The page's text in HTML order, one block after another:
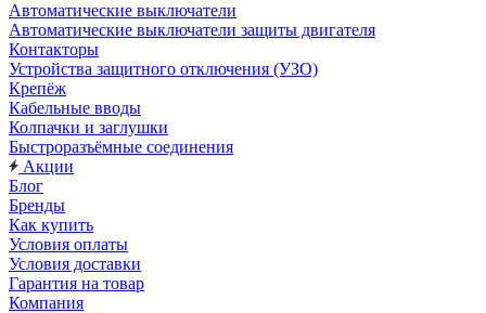
Автоматические выключатели
Автоматические выключатели защиты двигателя
Контакторы
Устройства защитного отключения (УЗО)
Крепёж
Кабельные вводы
Колпачки и заглушки
Быстроразъёмные соединения
Акции
Блог
Бренды
Как купить
Условия оплаты
Условия доставки
Гарантия на товар
Компания